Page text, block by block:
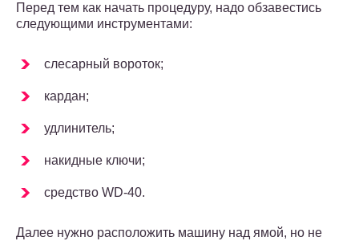
Перед тем как начать процедуру, надо обзавестись
следующими инструментами:
слесарный вороток;
кардан;
удлинитель;
накидные ключи;
средство WD-40.
Далее нужно расположить машину над ямой, но не